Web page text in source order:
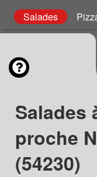
Salades
Salades
proche
(54230)